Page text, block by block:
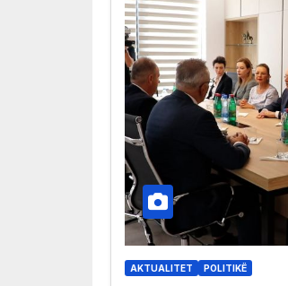
AKTUALITET POLITIKË